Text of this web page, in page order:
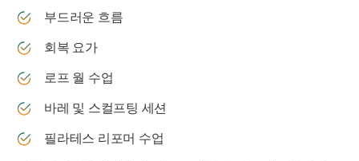
부드러운 흐름
회복 요가
로프 월 수업
바레 및 스컬프팅 세션
필라테스 리포머 수업